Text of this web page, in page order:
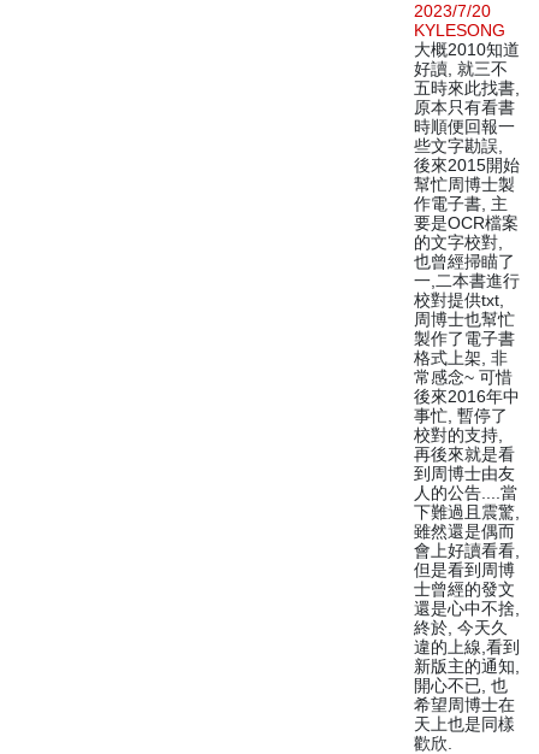
2023/7/20
KYLESONG
大概2010知道
好讀, 就三不
五時來此找書,
原本只有看書
時順便回報一
些文字勘誤,
後來2015開始
幫忙周博士製
作電子書, 主
要是OCR檔案
的文字校對,
也曾經掃瞄了
一,二本書進行
校對提供txt,
周博士也幫忙
製作了電子書
格式上架, 非
常感念~ 可惜
後來2016年中
事忙, 暫停了
校對的支持,
再後來就是看
到周博士由友
人的公告....當
下難過且震驚,
雖然還是偶而
會上好讀看看,
但是看到周博
士曾經的發文
還是心中不捨,
終於, 今天久
違的上線,看到
新版主的通知,
開心不已, 也
希望周博士在
天上也是同樣
歡欣.